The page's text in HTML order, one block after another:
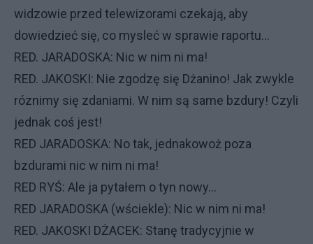
widzowie przed telewizorami czekają, aby
dowiedzieć się, co mysleć w sprawie raportu...
RED. JARADOSKA: Nic w nim ni ma!
RED. JAKOSKI: Nie zgodzę się Dżanino! Jak zwykle
róznimy się zdaniami. W nim są same bzdury! Czyli
jednak coś jest!
RED JARADOSKA: No tak, jednakowoż poza
bzdurami nic w nim ni ma!
RED RYŚ: Ale ja pytałem o tyn nowy...
RED JARADOSKA (wściekle): Nic w nim ni ma!
RED. JAKOSKI DŻACEK: Stanę tradycyjnie w